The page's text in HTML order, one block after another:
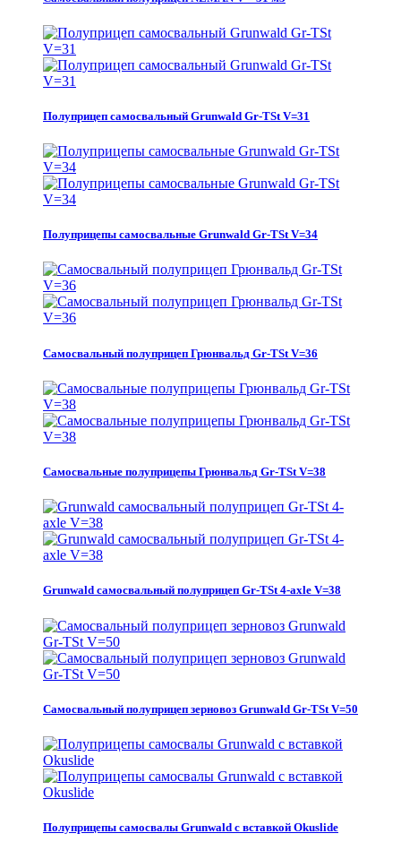
Полуприцеп самосвальный Grunwald Gr-TSt V=31
Полуприцепы самосвальные Grunwald Gr-TSt V=34
Самосвальный полуприцеп Грюнвальд Gr-TSt V=36
Самосвальные полуприцепы Грюнвальд Gr-TSt V=38
Grunwald самосвальный полуприцеп Gr-TSt 4-axle V=38
Самосвальный полуприцеп зерновоз Grunwald Gr-TSt V=50
Полуприцепы самосвалы Grunwald с вставкой Okuslide